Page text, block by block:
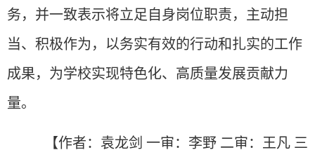
务，并一致表示将立足自身岗位职责，主动担
当、积极作为，以务实有效的行动和扎实的工作
成果，为学校实现特色化、高质量发展贡献力
量。
【作者：袁龙剑 一审：李野 二审：王凡 三